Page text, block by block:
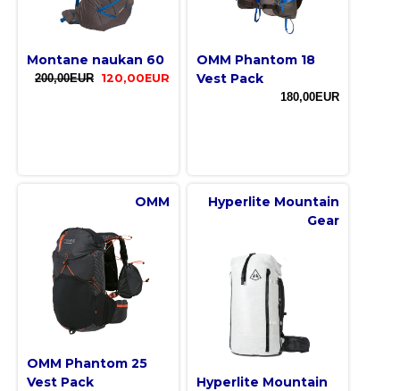
Montane naukan 60
200,00EUR 120,00EUR
OMM Phantom 18
Vest Pack
180,00EUR
OMM
OMM Phantom 25
Vest Pack
Hyperlite Mountain
Gear
Hyperlite Mountain